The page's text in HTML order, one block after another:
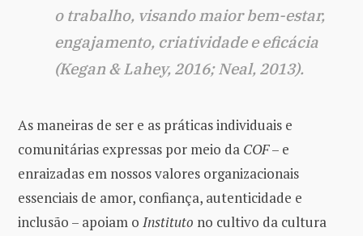
o trabalho, visando maior bem-estar,
engajamento, criatividade e eficácia
(Kegan & Lahey, 2016; Neal, 2013).
As maneiras de ser e as práticas individuais e
comunitárias expressas por meio da COF– e
enraizadas em nossos valores organizacionais
essenciais de amor, confiança, autenticidade e
inclusão – apoiam o Instituto no cultivo da cultura